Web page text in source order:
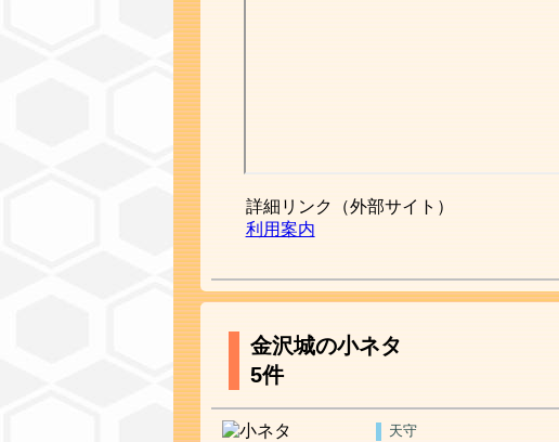
詳細リンク（外部サイト）
利用案内
金沢城の小ネタ
5件
天守